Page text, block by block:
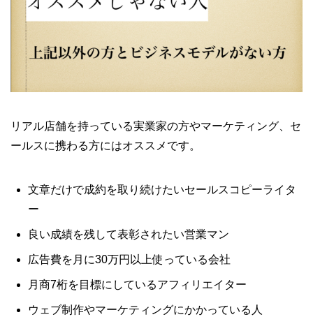
リアル店舗を持っている実業家の方やマーケティング、セ
ールスに携わる方にはオススメです。
文章だけで成約を取り続けたいセールスコピーライタ
ー
良い成績を残して表彰されたい営業マン
広告費を月に30万円以上使っている会社
月商7桁を目標にしているアフィリエイター
ウェブ制作やマーケティングにかかっている人